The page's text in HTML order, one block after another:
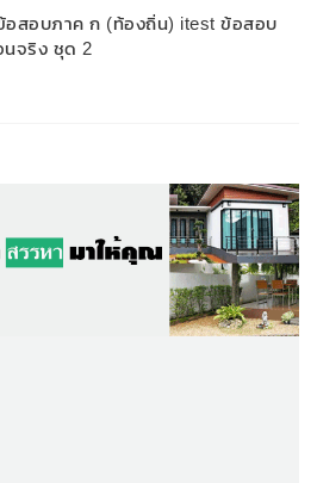
อสอบภาค ก (ท้องถิ่น) itest ข้อสอบ
นจริง ชุด 2